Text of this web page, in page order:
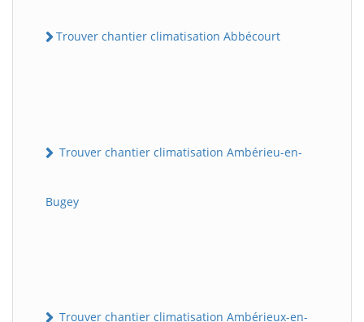
Trouver chantier climatisation Abbécourt
Trouver chantier climatisation Ambérieu-en-
Bugey
Trouver chantier climatisation Ambérieux-en-